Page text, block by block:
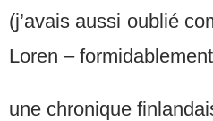
(j’avais aussi oublié
Loren –
une chronique